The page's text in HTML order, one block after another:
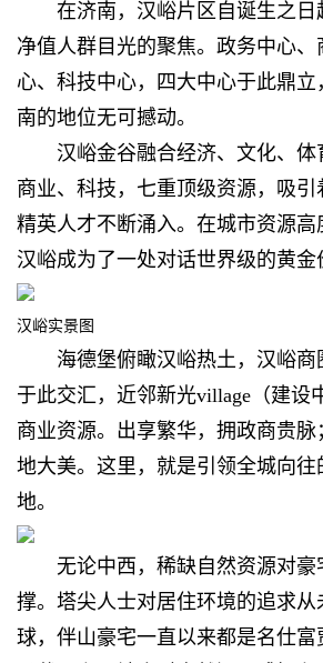
在济南，汉峪片区自诞生之日
净值人群目光的聚焦。政务中心
心、科技中心，四大中心于此鼎
南的地位无可撼动。
汉峪金谷融合经济、文化、体
商业、科技，七重顶级资源，吸引
精英人才不断涌入。在城市资源高
汉峪成为了一处对话世界级的黄金
汉峪实景图
海德堡俯瞰汉峪热土，汉峪商
于此交汇，近邻新光village（建设
商业资源。出享繁华，拥政商贵
地大美。这里，就是引领全城向往
地。
无论中西，稀缺自然资源对
撑。塔尖人士对居住环境的追求
球，伴山豪宅一直以来都是名仕富